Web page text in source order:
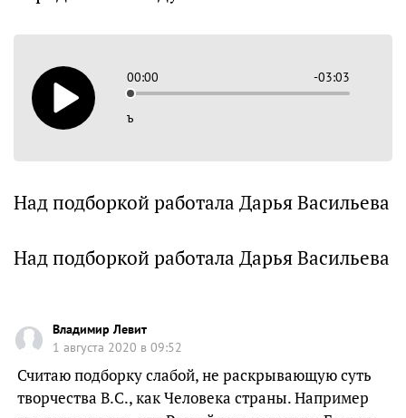
00:00 -03:03
ъ
Над подборкой работала Дарья Васильева
Над подборкой работала Дарья Васильева
Владимир Левит
1 августа 2020 в 09:52
Считаю подборку слабой, не раскрывающую суть
творчества В.С., как Человека страны. Например